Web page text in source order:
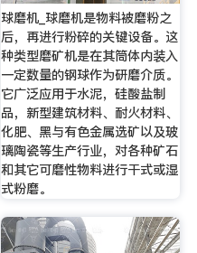
球磨机_球磨机是物料被磨粉之
后，再进行粉碎的关键设备。这
种类型磨矿机是在其筒体内装入
一定数量的钢球作为研磨介质。
它广泛应用于水泥，硅酸盐制
品，新型建筑材料、耐火材料、
化肥、黑与有色金属选矿以及玻
璃陶瓷等生产行业，对各种矿石
和其它可磨性物料进行干式或湿
式粉磨。